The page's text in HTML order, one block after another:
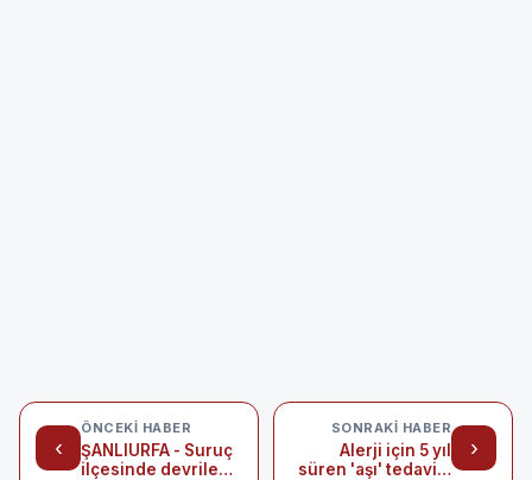
‹
ÖNCEKI HABER
ŞANLIURFA - Suruç
ilçesinde devrilen
›
SONRAKI HABER
Alerji için 5 yıl
süren 'aşı' tedavisi